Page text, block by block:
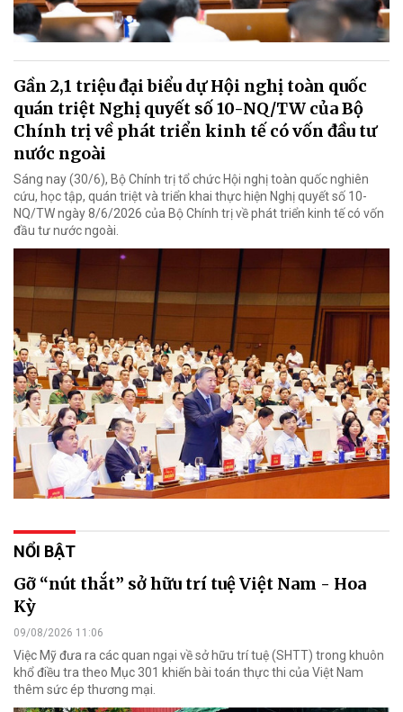
Gần 2,1 triệu đại biểu dự Hội nghị toàn quốc
quán triệt Nghị quyết số 10-NQ/TW của Bộ
Chính trị về phát triển kinh tế có vốn đầu tư
nước ngoài
Sáng nay (30/6), Bộ Chính trị tổ chức Hội nghị toàn quốc nghiên
cứu, học tập, quán triệt và triển khai thực hiện Nghị quyết số 10-
NQ/TW ngày 8/6/2026 của Bộ Chính trị về phát triển kinh tế có vốn
đầu tư nước ngoài.
NỔI BẬT
Gỡ “nút thắt” sở hữu trí tuệ Việt Nam - Hoa
Kỳ
09/08/2026 11:06
Việc Mỹ đưa ra các quan ngại về sở hữu trí tuệ (SHTT) trong khuôn
khổ điều tra theo Mục 301 khiến bài toán thực thi của Việt Nam
thêm sức ép thương mại.